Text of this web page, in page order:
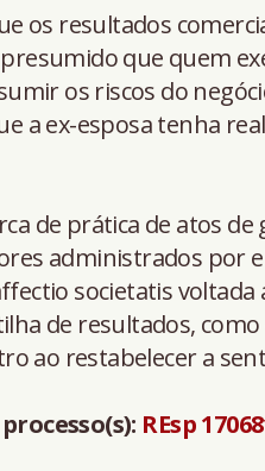
os resultados
que quem
os riscos do
a ex-esposa tenha
de prática de atos
administrados por
societatis voltada
de resultados,
ao restabelecer a
REsp